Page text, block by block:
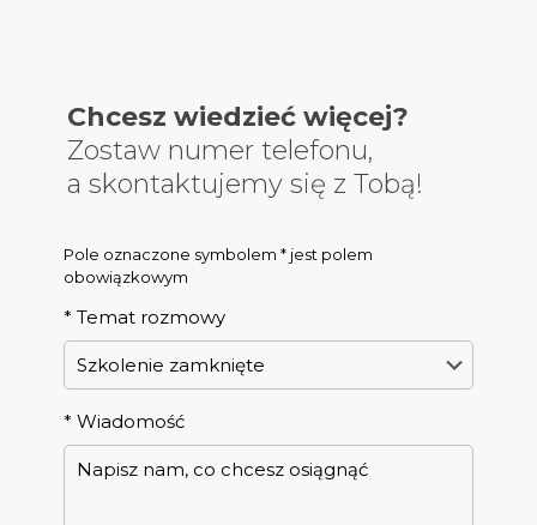
Chcesz wiedzieć więcej?
Zostaw numer telefonu,
a skontaktujemy się z Tobą!
Pole oznaczone symbolem * jest polem
obowiązkowym
* Temat rozmowy
* Wiadomość